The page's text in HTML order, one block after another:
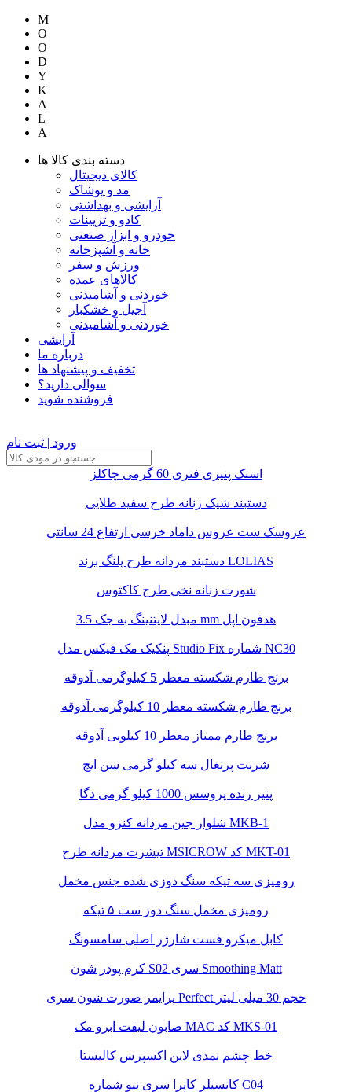
M
O
O
D
Y
K
A
L
A
دسته بندی کالا ها
کالای دیجیتال
مد و پوشاک
آرایشی و بهداشتی
کادو و تزیینات
خودرو و ابزار صنعتی
خانه و آشپزخانه
ورزش و سفر
کالاهای عمده
خوردنی و آشامیدنی
آجیل و خشکبار
خوردنی و آشامیدنی
آرایشی
درباره ما
تخفیف و پیشنهاد ها
سوالی دارید؟
فروشنده شوید
ورود | ثبت نام
اسنک پنیری فنری 60 گرمی چاکلز
دستبند شیک زنانه طرح سفید طلایی
عروسک ست عروس داماد خرسی ارتفاع 24 سانتی
دستبند مردانه طرح پلنگ برند LOLIAS
شورت زنانه نخی طرح کاکتوس
مبدل لایتنینگ به جک 3.5 mm هدفون اپل
پنکیک مک فیکس مدل Studio Fix شماره NC30
برنج طارم شکسته معطر 5 کیلوگرمی آذوقه
برنج طارم شکسته معطر 10 کیلوگرمی آذوقه
برنج طارم ممتاز معطر 10 کیلویی آذوقه
شربت پرتغال سه کیلو گرمی سن ایچ
پنیر رنده پروسس 1000 کیلو گرمی دگا
شلوار جین مردانه کنزو مدل MKB-1
تیشرت مردانه طرح MSICROW کد MKT-01
رومیزی سه تیکه سنگ دوزی شده جنس مخمل
رومیزی مخمل سنگ دوز ست ۵ تیکه
کابل میکرو فست شارژر اصلی سامسونگ
کرم پودر شون S02 سری Smoothing Matt
پرایمر صورت شون سری Perfect حجم 30 میلی لیتر
صابون لیفت ابرو مک MAC کد MKS-01
خط چشم نمدی لاین اکسپرس کالیستا
کانسیلر کاپرا سری نیو شماره C04